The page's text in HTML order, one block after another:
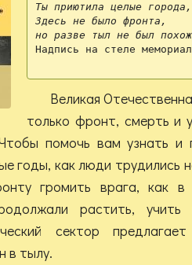
Ты приютила целые
Здесь не было фронта,
но разве тыл не был
Надпись на стеле
в
Великая
только фронт, смерть и
помочь вам узнать и
годы, как люди трудились
громить врага, как
растить, учить
сектор предлагает
в тылу.